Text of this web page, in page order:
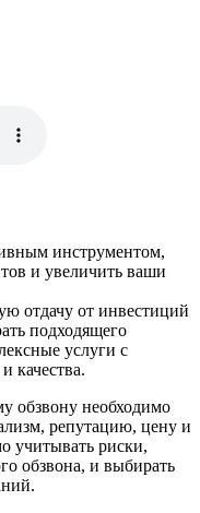
инструментом,
и увеличить ваши
отдачу от инвестиций
подходящего
услуги с
качества.
обзвону необходимо
репутацию, цену и
учитывать риски,
обзвона, и выбирать